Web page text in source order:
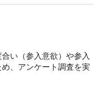
い（参入意欲）や参入
、アンケート調査を実